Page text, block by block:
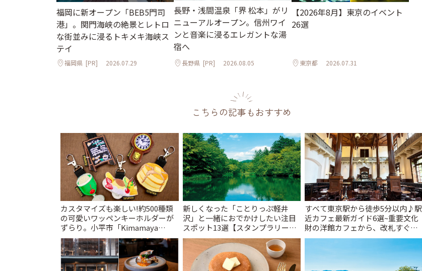
福岡に新オープン「BEB5門司
港」。関門海峡の絶景とレトロ
な街並みに浸るトキメキ海峡ス
テイ
福岡県 [PR] 2026.07.29
長野・浅間温泉「界 松本」がリ
ニューアルオープン。信州ワイ
ンと音楽に浸るエレガントな湯
宿へ
長野県 [PR] 2026.08.05
【2026年8月】東京のイベント
26選
東京都 2026.07.31
こちらの記事もおすすめ
カスタマイズも楽しい!約500種類
の可愛いワッペンキーホルダーが
ずらり。小平市「Kimamaya
T&K」 | ことりっぷ
新しくなった「ことりっぷ軽井
沢」と一緒におでかけしたい注目
スポット13選【スタンプラリー開
催中】 | ことりっぷ
すべて東京駅から徒歩5分以内♪駅
近カフェ最新ガイド6選~重要文化
財の洋館カフェから、改札すぐの
レトロ喫茶まで~ | ことりっぷ